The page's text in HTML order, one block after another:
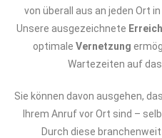
von überall aus an jeden Ort
Unsere ausgezeichnete
optimale Vernetzung
Wartezeiten auf
Sie können davon ausgehen,
Ihrem Anruf vor Ort sind –
Durch diese